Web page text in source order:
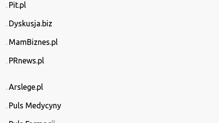
Pit.pl
Dyskusja.biz
MamBiznes.pl
PRnews.pl
Arslege.pl
Puls Medycyny